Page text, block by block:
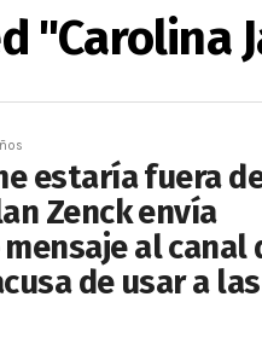
"Carolina
estaría fuera
Zenck envía
al canal
de usar a las